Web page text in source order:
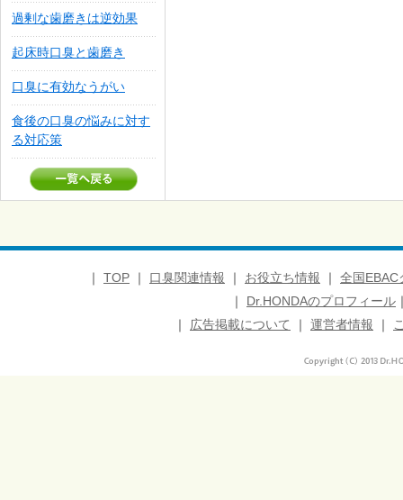
過剰な歯磨きは逆効果
起床時口臭と歯磨き
口臭に有効なうがい
食後の口臭の悩みに対す
る対応策
｜ TOP ｜ 口臭関連情報 ｜ お役立ち情報 ｜ 全国EBAC
｜ Dr.HONDAのプロフィール
｜ 広告掲載について ｜ 運営者情報 ｜